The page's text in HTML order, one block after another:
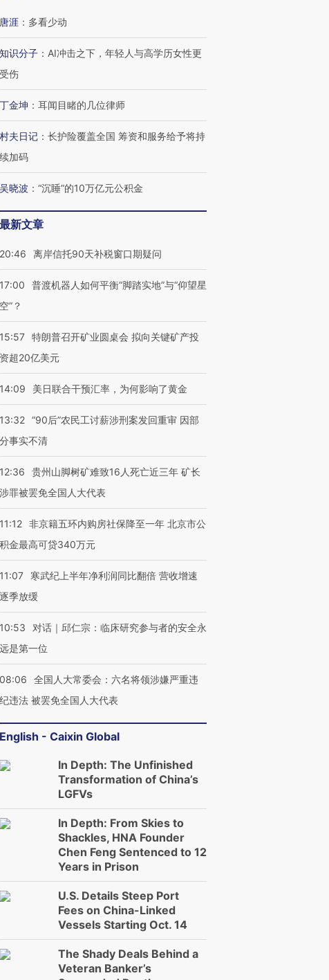
唐涯 ： 多看少动
知识分子 ： AI冲击之下，年轻人与高学历女性更
受伤
丁金坤 ： 耳闻目睹的几位律师
村夫日记 ： 长护险覆盖全国 筹资和服务给予将持
续加码
吴晓波 ： “沉睡”的10万亿元公积金
最新文章
20:46 离岸信托90天补税窗口期疑问
17:00
普渡机器人如何平衡“脚踏实地”与“仰望星
空”？
15:57 特朗普召开矿业圆桌会 拟向关键矿产投
资超20亿美元
14:09 美日联合干预汇率，为何影响了黄金
13:32 “90后”农民工讨薪涉刑案发回重审 因部
分事实不清
12:36
贵州山脚树矿难致16人死亡近三年 矿长
涉罪被罢免全国人大代表
11:12 非京籍五环内购房社保降至一年 北京市公
积金最高可贷340万元
11:07
寒武纪上半年净利润同比翻倍 营收增速
逐季放缓
10:53
对话｜邱仁宗：临床研究参与者的安全永
远是第一位
08:06
全国人大常委会：六名将领涉嫌严重违
纪违法 被罢免全国人大代表
English - Caixin Global
In Depth: The Unfinished
Transformation of China’s
LGFVs
In Depth: From Skies to
Shackles, HNA Founder
Chen Feng Sentenced to 12
Years in Prison
U.S. Details Steep Port
Fees on China-Linked
Vessels Starting Oct. 14
The Shady Deals Behind a
Veteran Banker’s